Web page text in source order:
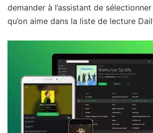
demander à l’assistant de
qu’on aime dans la liste de lecture